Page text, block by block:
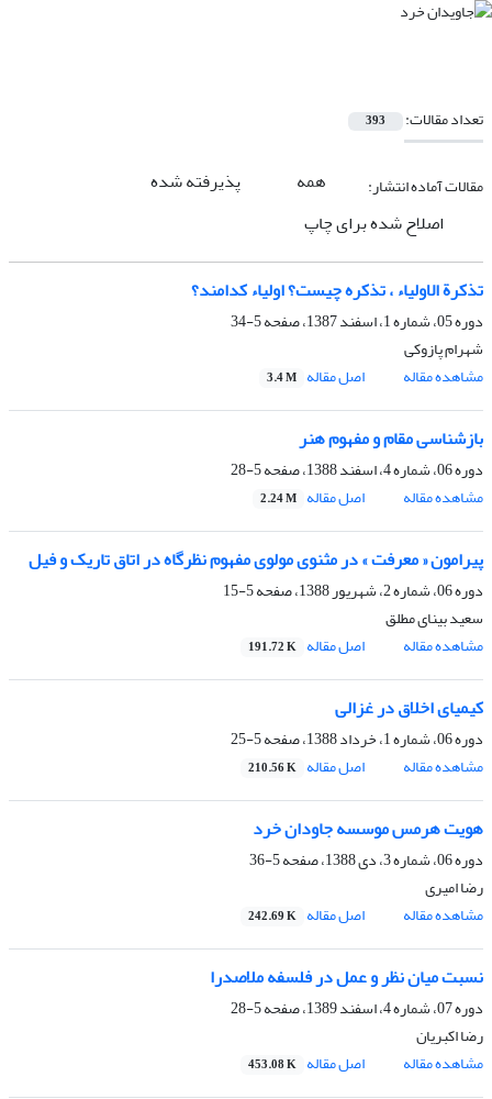
تعداد مقالات: 393
مقالات آماده انتشار: همه
پذیرفته شده
اصلاح شده برای چاپ
تذکرة الاولیاء ، تذکره چیست؟ اولیاء کدامند؟
دوره 05، شماره 1، اسفند 1387، صفحه
5-34
شهرام پازوکی
مشاهده مقاله
اصل مقاله 3.4 M
بازشناسی مقام و مفهوم هنر
دوره 06، شماره 4، اسفند 1388، صفحه
5-28
مشاهده مقاله
اصل مقاله 2.24 M
پیرامون « معرفت » در مثنوی مولوی مفهوم نظرگاه در اتاق تاریک و فیل
دوره 06، شماره 2، شهریور 1388، صفحه
5-15
سعید بینای مطلق
مشاهده مقاله
اصل مقاله 191.72 K
کیمیای اخلاق در غزالی
دوره 06، شماره 1، خرداد 1388، صفحه
5-25
مشاهده مقاله
اصل مقاله 210.56 K
هویت هرمس موسسه جاودان خرد
دوره 06، شماره 3، دی 1388، صفحه
5-36
رضا امیری
مشاهده مقاله
اصل مقاله 242.69 K
نسبت میان نظر و عمل در فلسفه ملاصدرا
دوره 07، شماره 4، اسفند 1389، صفحه
5-28
رضا اکبریان
مشاهده مقاله
اصل مقاله 453.08 K